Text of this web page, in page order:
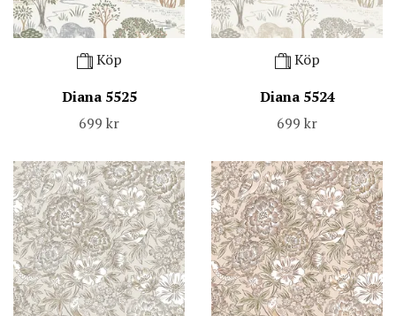
Köp
Diana 5525
699 kr
Köp
Diana 5524
699 kr